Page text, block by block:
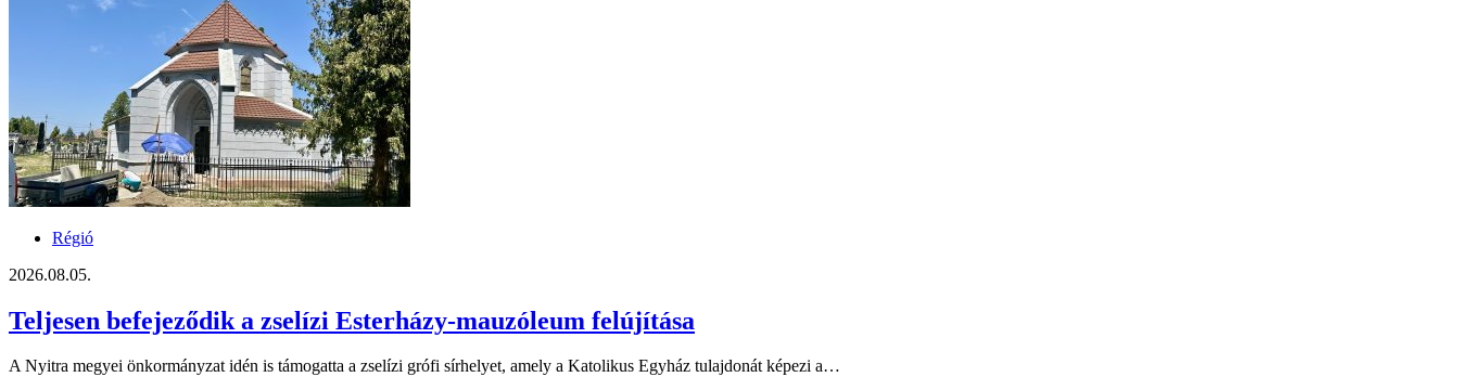
Régió
2026.08.05.
Teljesen befejeződik a zselízi Esterházy-mauzóleum felújítása
A Nyitra megyei önkormányzat idén is támogatta a zselízi grófi sírhelyet, amely a Katolikus Egyház tulajdonát képezi a…